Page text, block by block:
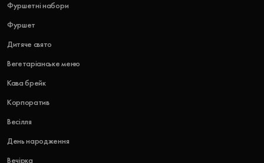
Фуршетні набори
Фуршет
Дитяче свято
Вегетаріанське меню
Кава брейк
Корпоратив
Весілля
День народження
Вечірка